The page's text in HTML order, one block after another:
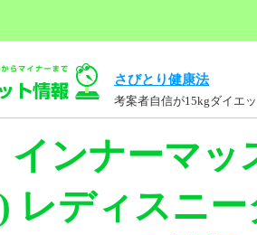
さびとり健康法
考案者自信が15kgダイエ
インナーマッ
レディスニ